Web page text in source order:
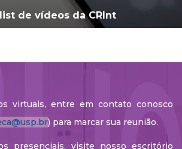
de vídeos da CRInt
virtuais, entre em contato conosco
) para marcar sua reunião.
presenciais, visite nosso escritório